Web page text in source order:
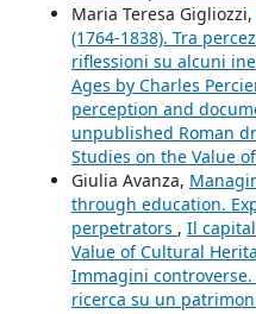
Maria Teresa Gigliozzi,
(1764-1838). Tra
riflessioni su alcuni
Ages by Charles
perception and
unpublished Roman
Studies on the Value
Giulia Avanza,
through education.
perpetrators , Il
Value of Cultural
Immagini
ricerca su un